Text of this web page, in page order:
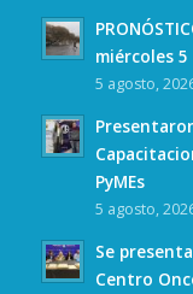
miércoles
5 agosto,
PyMEs
5 agosto,
Se
Centro